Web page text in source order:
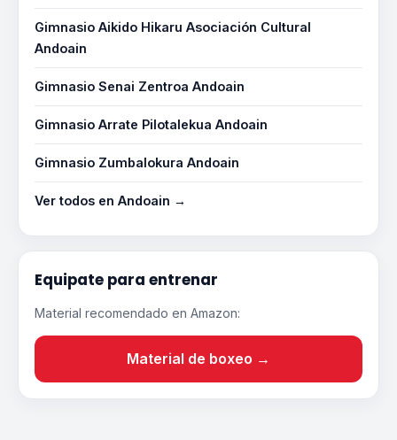
Gimnasio Aikido Hikaru Asociación Cultural
Andoain
Gimnasio Senai Zentroa Andoain
Gimnasio Arrate Pilotalekua Andoain
Gimnasio Zumbalokura Andoain
Ver todos en Andoain →
Equipate para entrenar
Material recomendado en Amazon:
Material de boxeo →